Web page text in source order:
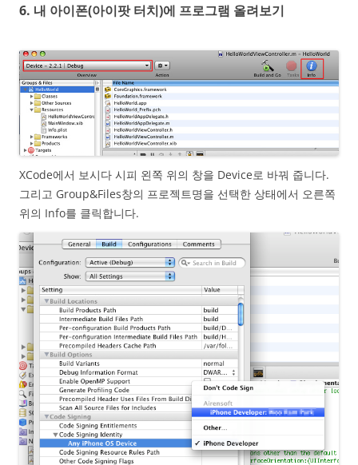
6. 내 아이폰(아이팟 터치)에 프로그램 올려보기
XCode에서 보시다 시피 왼쪽 위의 창을 Device로 바꿔 줍니다.
그리고 Group&Files창의 프로젝트명을 선택한 상태에서 오른쪽
위의 Info를 클릭합니다.